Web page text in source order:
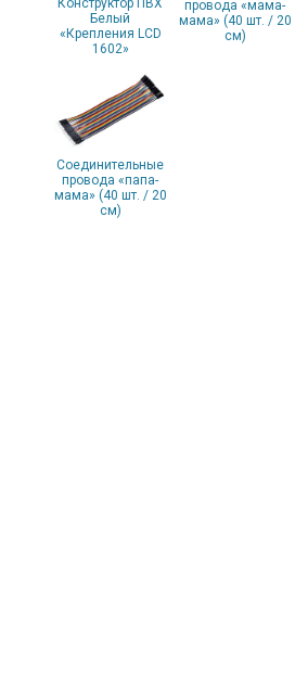
Конструктор ПВХ
Белый
«Крепления LCD
1602»
провода «мама-
мама» (40 шт. / 20
см)
Соединительные
провода «папа-
мама» (40 шт. / 20
см)